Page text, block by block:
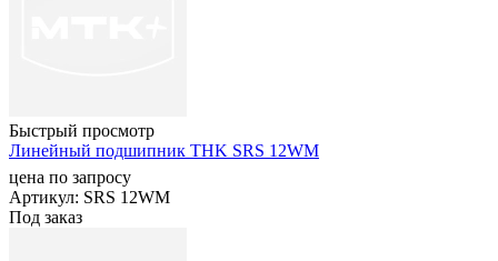
Быстрый просмотр
Линейный подшипник THK SRS 12WM
цена по запросу
Артикул: SRS 12WM
Под заказ